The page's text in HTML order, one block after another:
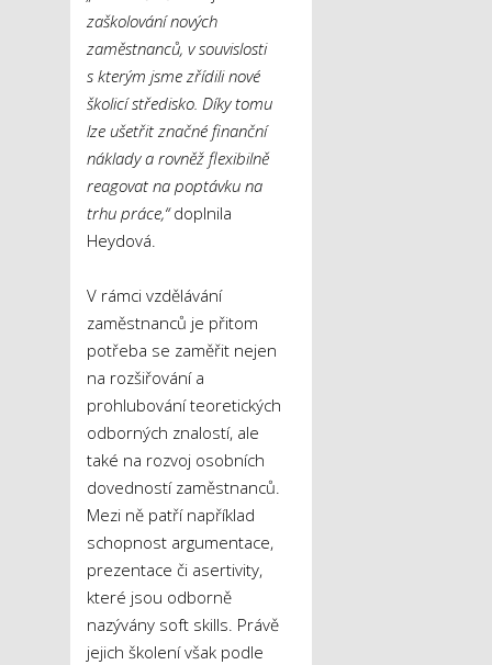
zaškolování nových
zaměstnanců, v souvislosti
s kterým jsme zřídili nové
školicí středisko. Díky tomu
lze ušetřit značné finanční
náklady a rovněž flexibilně
reagovat na poptávku na
trhu práce,“doplnila
Heydová.
V rámci vzdělávání
zaměstnanců je přitom
potřeba se zaměřit nejen
na rozšiřování a
prohlubování teoretických
odborných znalostí, ale
také na rozvoj osobních
dovedností zaměstnanců.
Mezi ně patří například
schopnost argumentace,
prezentace či asertivity,
které jsou odborně
nazývány soft skills. Právě
jejich školení však podle